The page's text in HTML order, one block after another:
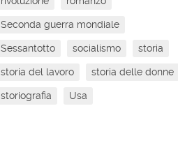
Seconda guerra mondiale
Sessantotto socialismo storia
storia del lavoro storia delle donne
storiografia Usa